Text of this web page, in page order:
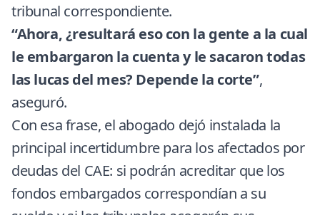
tribunal correspondiente.
“Ahora, ¿resultará eso con la gente a la cual
le embargaron la cuenta y le sacaron todas
las lucas del mes? Depende la corte”,
aseguró.
Con esa frase, el abogado dejó instalada la
principal incertidumbre para los afectados por
deudas del CAE: si podrán acreditar que los
fondos embargados correspondían a su